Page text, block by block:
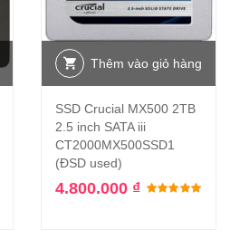
Thêm vào giỏ hàng
SSD Crucial MX500 2TB
2.5 inch SATA iii
CT2000MX500SSD1
(ĐSD used)
4.800.000 ₫